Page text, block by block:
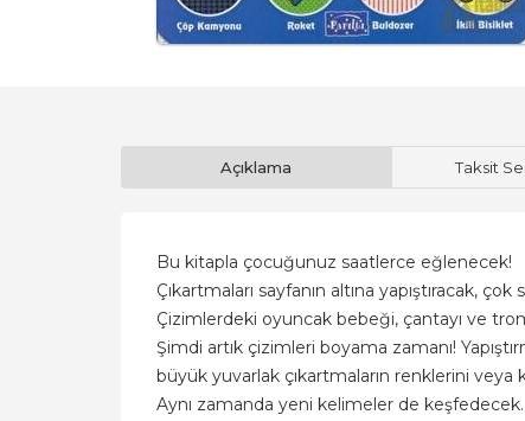
Açıklama Taksit
Bu kitapla çocuğunuz saatlerce eğlenecek!
Çıkartmaları sayfanın altına yapıştıracak,
Çizimlerdeki oyuncak bebeği, çantayı ve
Şimdi artık çizimleri boyama zamanı!
büyük yuvarlak çıkartmaların renklerini
Aynı zamanda yeni kelimeler de keşfedecek.